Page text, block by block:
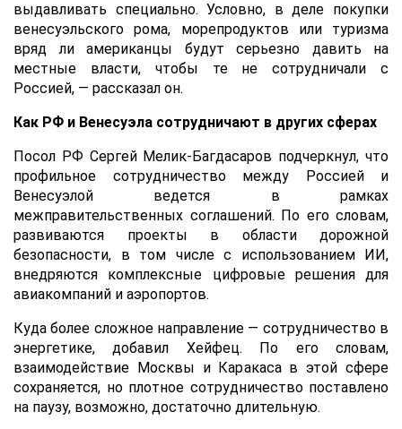
выдавливать специально. Условно, в деле покупки
венесуэльского рома, морепродуктов или туризма
вряд ли американцы будут серьезно давить на
местные власти, чтобы те не сотрудничали с
Россией, — рассказал он.
Как РФ и Венесуэла сотрудничают в других сферах
Посол РФ Сергей Мелик-Багдасаров подчеркнул, что
профильное сотрудничество между Россией и
Венесуэлой ведется в рамках
межправительственных соглашений. По его словам,
развиваются проекты в области дорожной
безопасности, в том числе с использованием ИИ,
внедряются комплексные цифровые решения для
авиакомпаний и аэропортов.
Куда более сложное направление — сотрудничество в
энергетике, добавил Хейфец. По его словам,
взаимодействие Москвы и Каракаса в этой сфере
сохраняется, но плотное сотрудничество поставлено
на паузу, возможно, достаточно длительную.